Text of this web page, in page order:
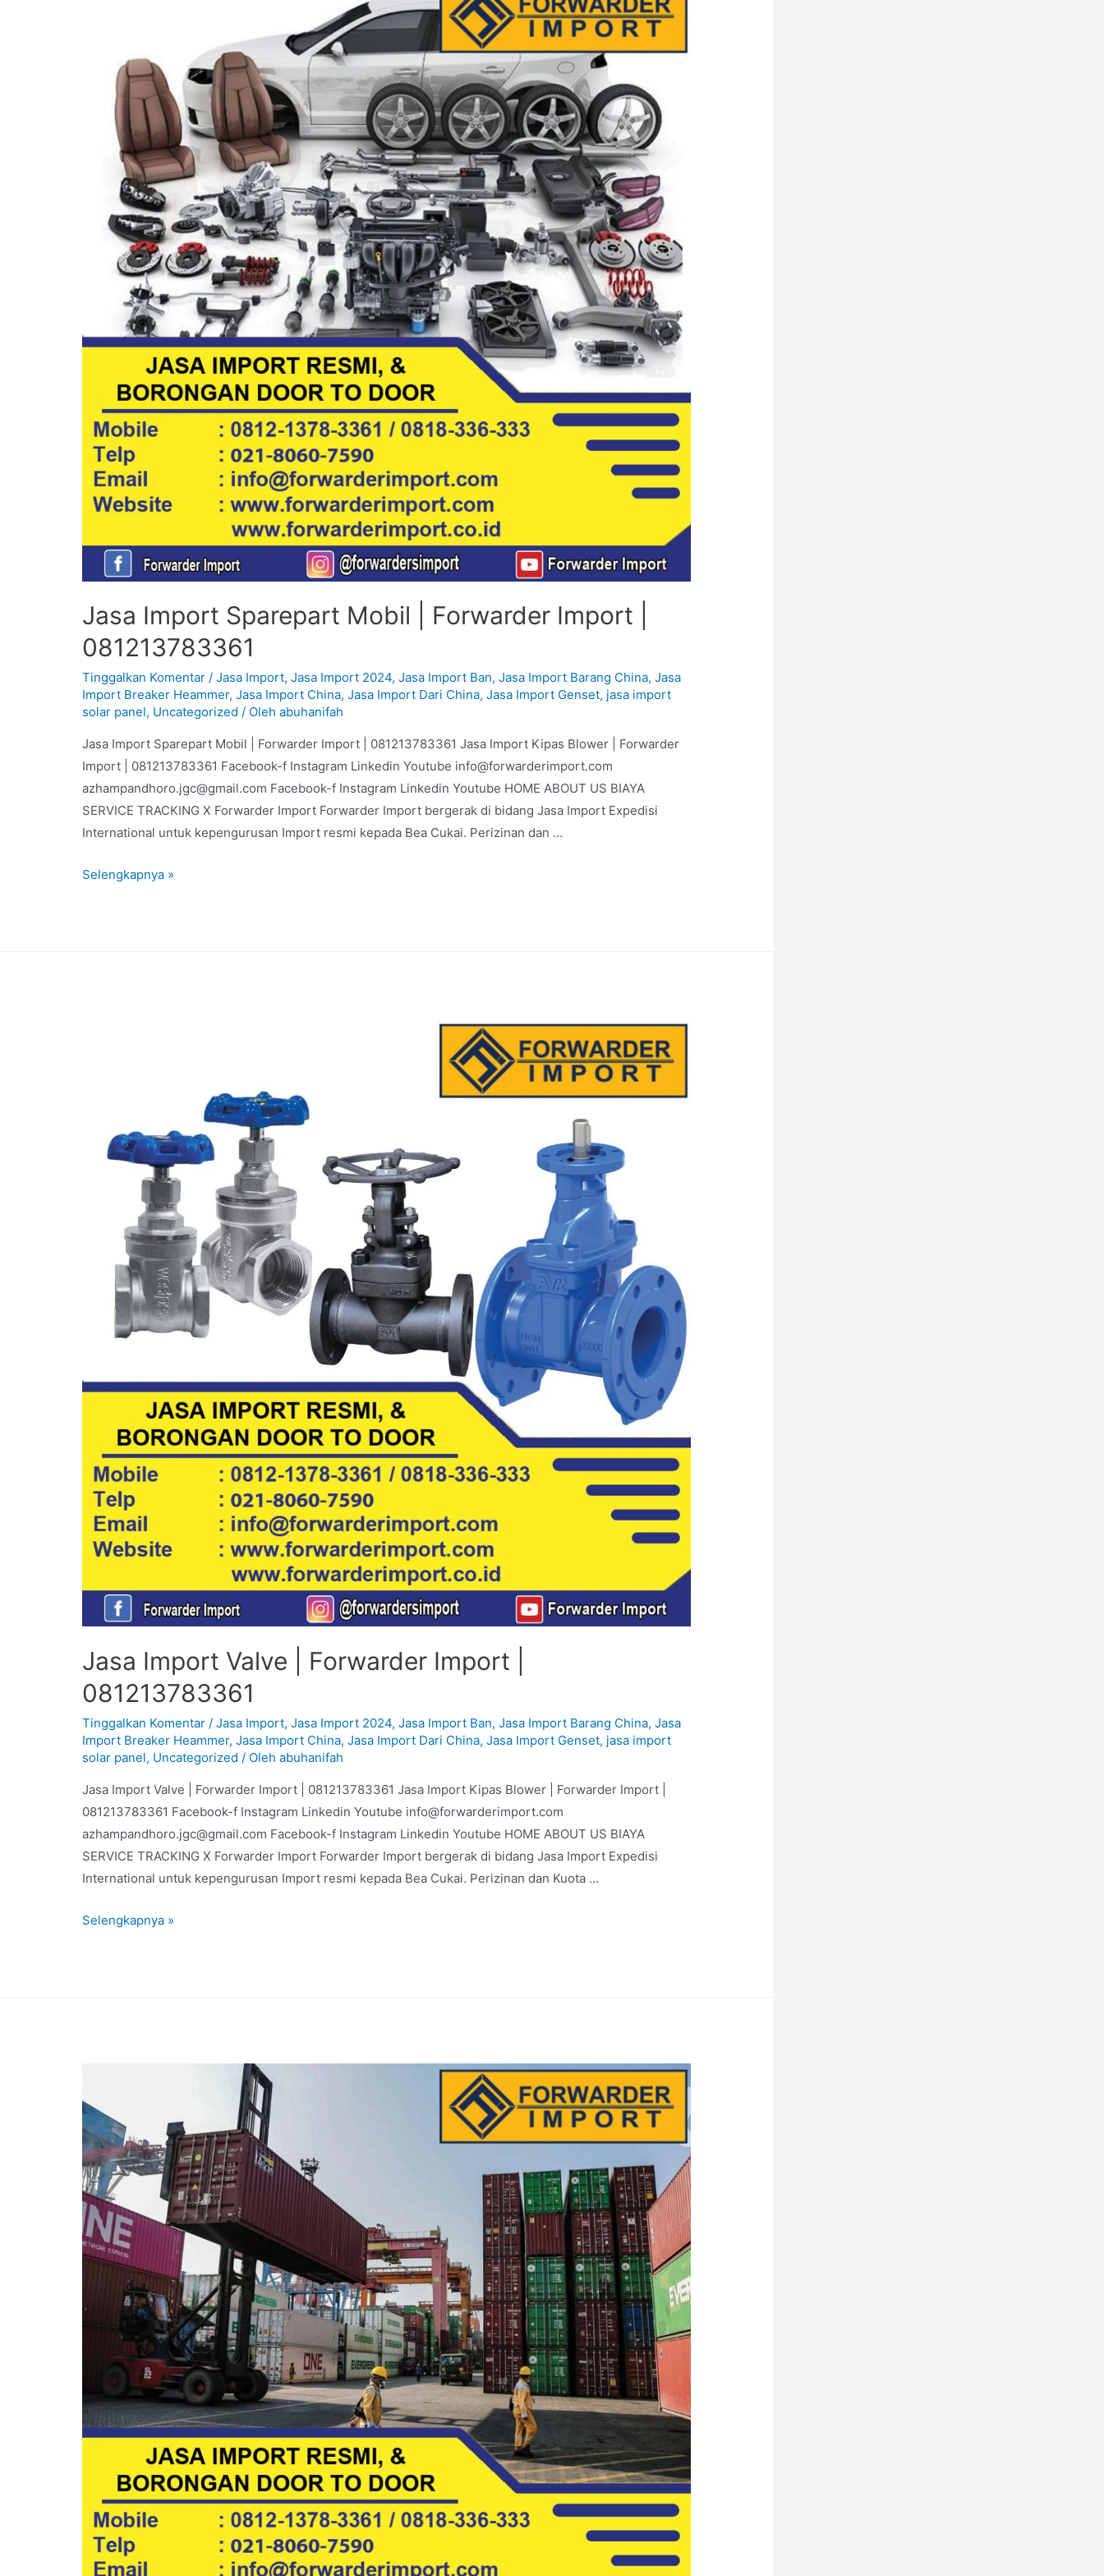
Jasa Import Sparepart Mobil | Forwarder Import |
081213783361
Tinggalkan Komentar /Jasa Import,Jasa Import 2024,Jasa Import Ban,Jasa Import Barang China,Jasa
Import Breaker Heammer,Jasa Import China,Jasa Import Dari China,Jasa Import Genset, jasa import
solar panel, Uncategorized / Olehabuhanifah
Jasa Import Sparepart Mobil | Forwarder Import | 081213783361 Jasa Import Kipas Blower | Forwarder
Import | 081213783361 Facebook-f Instagram Linkedin Youtube info@forwarderimport.com
azhampandhoro.jgc@gmail.com Facebook-f Instagram Linkedin Youtube HOME ABOUT US BIAYA
SERVICE TRACKING X Forwarder Import Forwarder Import bergerak di bidang Jasa Import Expedisi
International untuk kepengurusan Import resmi kepada Bea Cukai. Perizinan dan …
Selengkapnya »
Jasa Import Valve | Forwarder Import |
081213783361
Tinggalkan Komentar /Jasa Import,Jasa Import 2024,Jasa Import Ban,Jasa Import Barang China,Jasa
Import Breaker Heammer,Jasa Import China,Jasa Import Dari China,Jasa Import Genset, jasa import
solar panel, Uncategorized / Olehabuhanifah
Jasa Import Valve | Forwarder Import | 081213783361 Jasa Import Kipas Blower | Forwarder Import |
081213783361 Facebook-f Instagram Linkedin Youtube info@forwarderimport.com
azhampandhoro.jgc@gmail.com Facebook-f Instagram Linkedin Youtube HOME ABOUT US BIAYA
SERVICE TRACKING X Forwarder Import Forwarder Import bergerak di bidang Jasa Import Expedisi
International untuk kepengurusan Import resmi kepada Bea Cukai. Perizinan dan Kuota …
Selengkapnya »